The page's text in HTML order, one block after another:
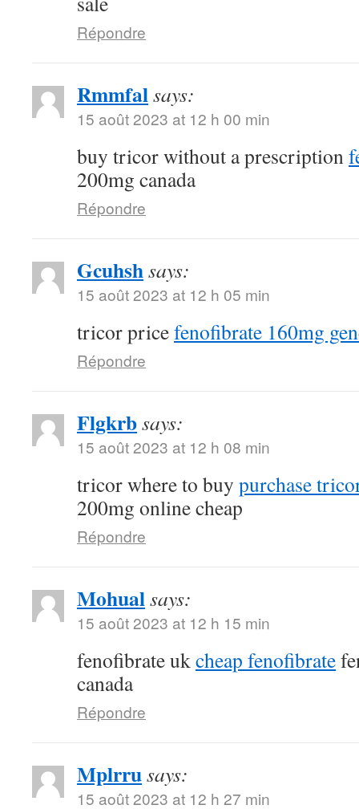
Répondre
Rmmfalsays:
15 août 2023 at 12 h 00 min
buy tricor without a prescription
200mg canada
Répondre
Gcuhshsays:
15 août 2023 at 12 h 05 min
tricor pricefenofibrate 160mg
Répondre
Flgkrbsays:
15 août 2023 at 12 h 08 min
tricor where to buy purchase
200mg online cheap
Répondre
Mohualsays:
15 août 2023 at 12 h 15 min
fenofibrate ukcheap fenofibrate
canada
Répondre
Mplrrusays:
15 août 2023 at 12 h 27 min